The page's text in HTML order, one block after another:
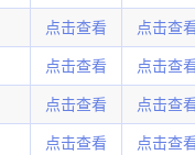
点击查看 点击查
点击查看 点击查
点击查看 点击查
点击查看 点击查